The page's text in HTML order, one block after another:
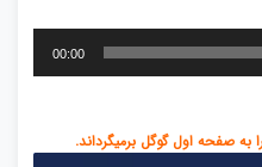
00:00